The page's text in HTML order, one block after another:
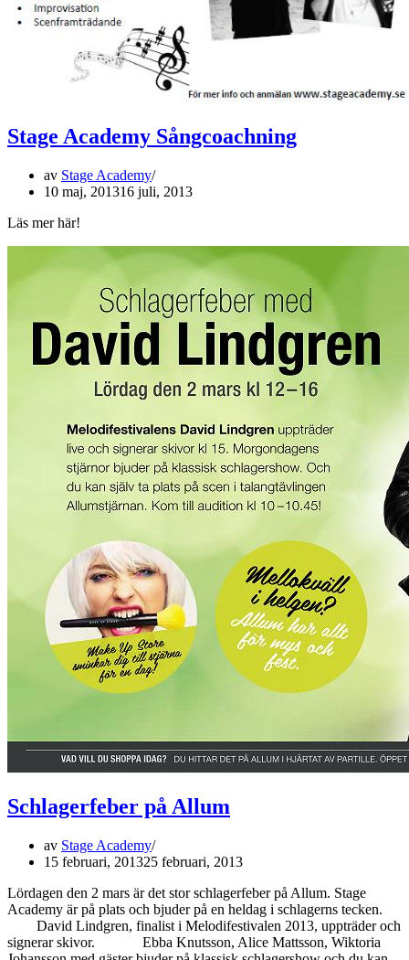
Stage Academy Sångcoachning
av Stage Academy
10 maj, 201316 juli, 2013
Läs mer här!
Schlagerfeber på Allum
av Stage Academy
15 februari, 201325 februari, 2013
Lördagen den 2 mars är det stor schlagerfeber på Allum. Stage
Academy är på plats och bjuder på en heldag i schlagerns tecken.
David Lindgren, finalist i Melodifestivalen 2013, uppträder och
signerar skivor. Ebba Knutsson, Alice Mattsson, Wiktoria